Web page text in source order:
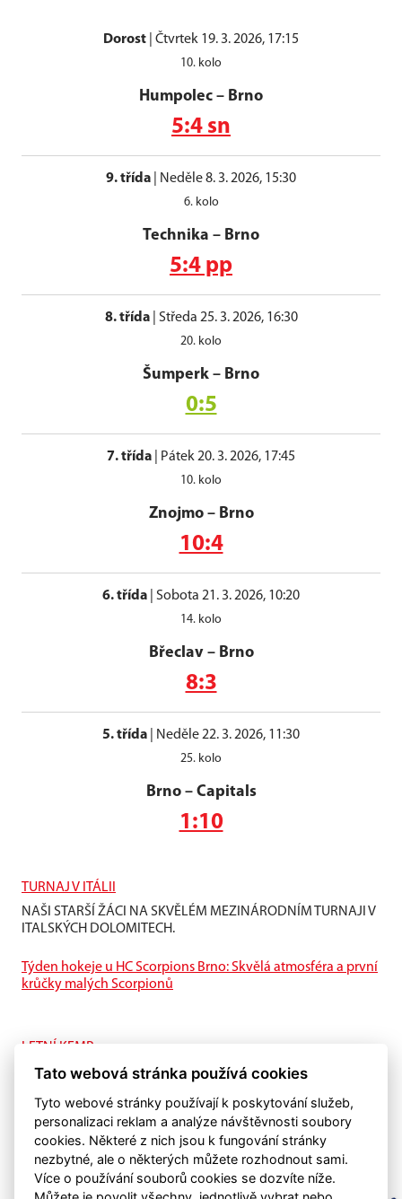
Dorost Čtvrtek 19. 3. 2026, 17:15
10. kolo
Humpolec – Brno
5:4 sn
9. třída Neděle 8. 3. 2026, 15:30
6. kolo
Technika – Brno
5:4 pp
8. třída| Středa 25. 3. 2026, 16:30
20. kolo
Šumperk – Brno
0:5
7. třída Pátek 20. 3. 2026, 17:45
10. kolo
Znojmo– Brno
10:4
6. třída Sobota 21. 3. 2026, 10:20
14. kolo
Břeclav– Brno
8:3
5. třída Neděle 22. 3. 2026, 11:30
25. kolo
Brno– Capitals
1:10
TURNAJ V ITÁLII
NAŠI STARŠÍ ŽÁCI NA SKVĚLÉM MEZINÁRODNÍM TURNAJI V
ITALSKÝCH DOLOMITECH.
Týden hokeje u HC Scorpions Brno: Skvělá atmosféra a první
krůčky malých Scorpionů
LETNÍ KEMP
I na ledě je letní příprava také důležitá.
Tato webová stránka používá cookies
Tyto webové stránky používají k poskytování služeb,
personalizaci reklam a analýze návštěvnosti soubory
cookies. Některé z nich jsou k fungování stránky
nezbytné, ale o některých můžete rozhodnout sami.
Více o používání souborů cookies se dozvíte níže.